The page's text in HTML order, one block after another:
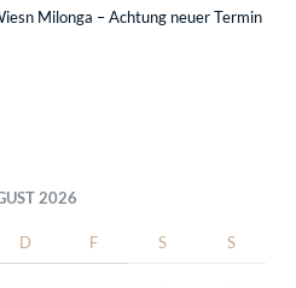
Milonga – Achtung neuer Termin
2026
D F S S